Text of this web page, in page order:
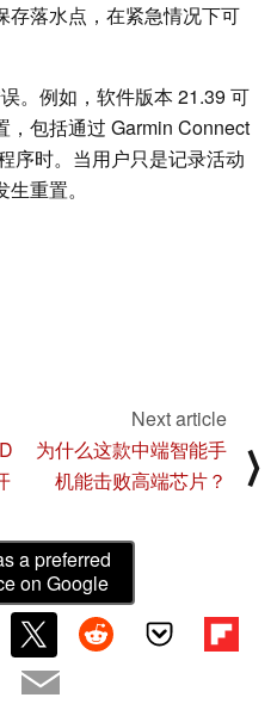
存落水点，在紧急情况下可
。例如，软件版本 21.39 可
包括通过 Garmin Connect
序时。当用户只是记录活动
重置。
Next article
为什么这款中端智能手
机能击败高端芯片？
⟩
a preferred
on Google